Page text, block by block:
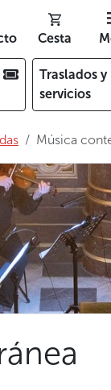
Cesta
Traslados y
servicios
Música